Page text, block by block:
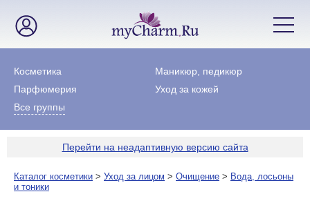
Косметика
Маникюр, педикюр
Парфюмерия
Уход за кожей
Все группы
Перейти на неадаптивную версию сайта
Каталог косметики > Уход за лицом > Очищение > Вода, лосьоны
и тоники